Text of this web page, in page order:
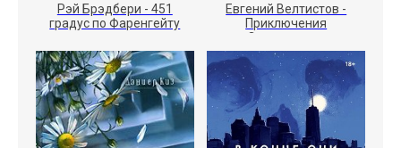
Рэй Брэдбери - 451
градус по Фаренгейту
Евгений Велтистов -
Приключения
Электроника